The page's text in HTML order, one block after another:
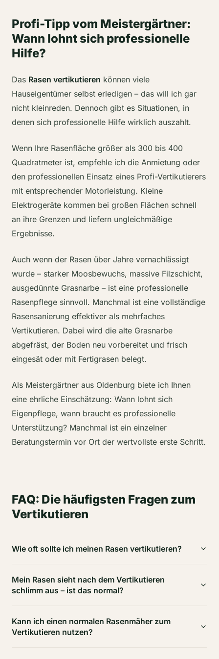
Profi-Tipp vom Meistergärtner:
Wann lohnt sich professionelle
Hilfe?
Das Rasen vertikutieren können viele
Hauseigentümer selbst erledigen – das will ich gar
nicht kleinreden. Dennoch gibt es Situationen, in
denen sich professionelle Hilfe wirklich auszahlt.
Wenn Ihre Rasenfläche größer als 300 bis 400
Quadratmeter ist, empfehle ich die Anmietung oder
den professionellen Einsatz eines Profi-Vertikutierers
mit entsprechender Motorleistung. Kleine
Elektrogeräte kommen bei großen Flächen schnell
an ihre Grenzen und liefern ungleichmäßige
Ergebnisse.
Auch wenn der Rasen über Jahre vernachlässigt
wurde – starker Moosbewuchs, massive Filzschicht,
ausgedünnte Grasnarbe – ist eine professionelle
Rasenpflege sinnvoll. Manchmal ist eine vollständige
Rasensanierung effektiver als mehrfaches
Vertikutieren. Dabei wird die alte Grasnarbe
abgefräst, der Boden neu vorbereitet und frisch
eingesät oder mit Fertigrasen belegt.
Als Meistergärtner aus Oldenburg biete ich Ihnen
eine ehrliche Einschätzung: Wann lohnt sich
Eigenpflege, wann braucht es professionelle
Unterstützung? Manchmal ist ein einzelner
Beratungstermin vor Ort der wertvollste erste Schritt.
FAQ: Die häufigsten Fragen zum
Vertikutieren
Wie oft sollte ich meinen Rasen vertikutieren?
ich einmal jährlich im Frühjahr. Bei starkem Moos- oder
Filzbefall kann eine zweite Behandlung im Frühherbst
Mein Rasen sieht nach dem Vertikutieren
schlimm aus – ist das normal?
struppig und braun aus. Das ist kein Schaden, sondern
das herausgearbeitete Material. Nach dem Abharken
Kann ich einen normalen Rasenmäher zum
Vertikutieren nutzen?